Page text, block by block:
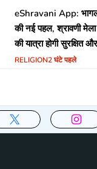
eShravani App:
की नई पहल, श्रावणी
की यात्रा होगी सुरक्षित
RELIGION2 घंटे पहले